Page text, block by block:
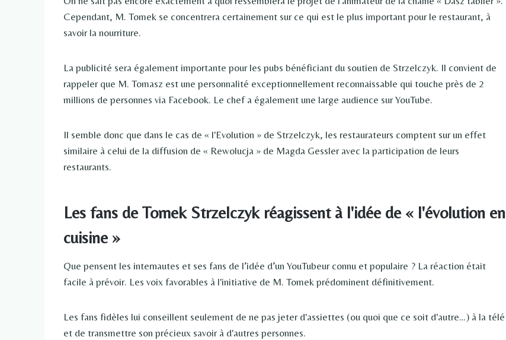
Cependant, M. Tomek se concentrera certainement sur ce qui est le plus important pour le restaurant, à
savoir la nourriture.
La publicité sera également importante pour les pubs bénéficiant du soutien de Strzelczyk. Il convient de
rappeler que M. Tomasz est une personnalité exceptionnellement reconnaissable qui touche près de 2
millions de personnes via Facebook. Le chef a également une large audience sur YouTube.
Il semble donc que dans le cas de « l'Evolution » de Strzelczyk, les restaurateurs comptent sur un effet
similaire à celui de la diffusion de « Rewolucja » de Magda Gessler avec la participation de leurs
restaurants.
Les fans de Tomek Strzelczyk réagissent à l'idée de « l'évolution en
cuisine »
Que pensent les internautes et ses fans de l’idée d’un YouTubeur connu et populaire ? La réaction était
facile à prévoir. Les voix favorables à l'initiative de M. Tomek prédominent définitivement.
Les fans fidèles lui conseillent seulement de ne pas jeter d'assiettes (ou quoi que ce soit d'autre…) à la télé
et de transmettre son précieux savoir à d'autres personnes.